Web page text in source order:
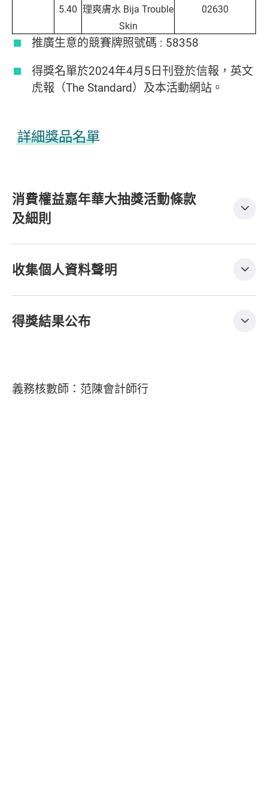
5.40 理爽膚水 Bija Trouble
Skin
02630
推廣生意的競賽牌照號碼 : 58358
得獎名單於2024年4月5日刊登於信報，英文
虎報（The Standard）及本活動網站。
詳細獎品名單
消費權益嘉年華大抽獎活動條款
及細則
收集個人資料聲明
得獎結果公布
義務核數師：范陳會計師行